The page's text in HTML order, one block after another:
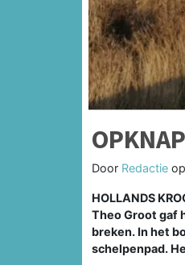
Door Redactie op
HOLLANDS
Theo Groot gaf
breken. In het
schelpenpad.